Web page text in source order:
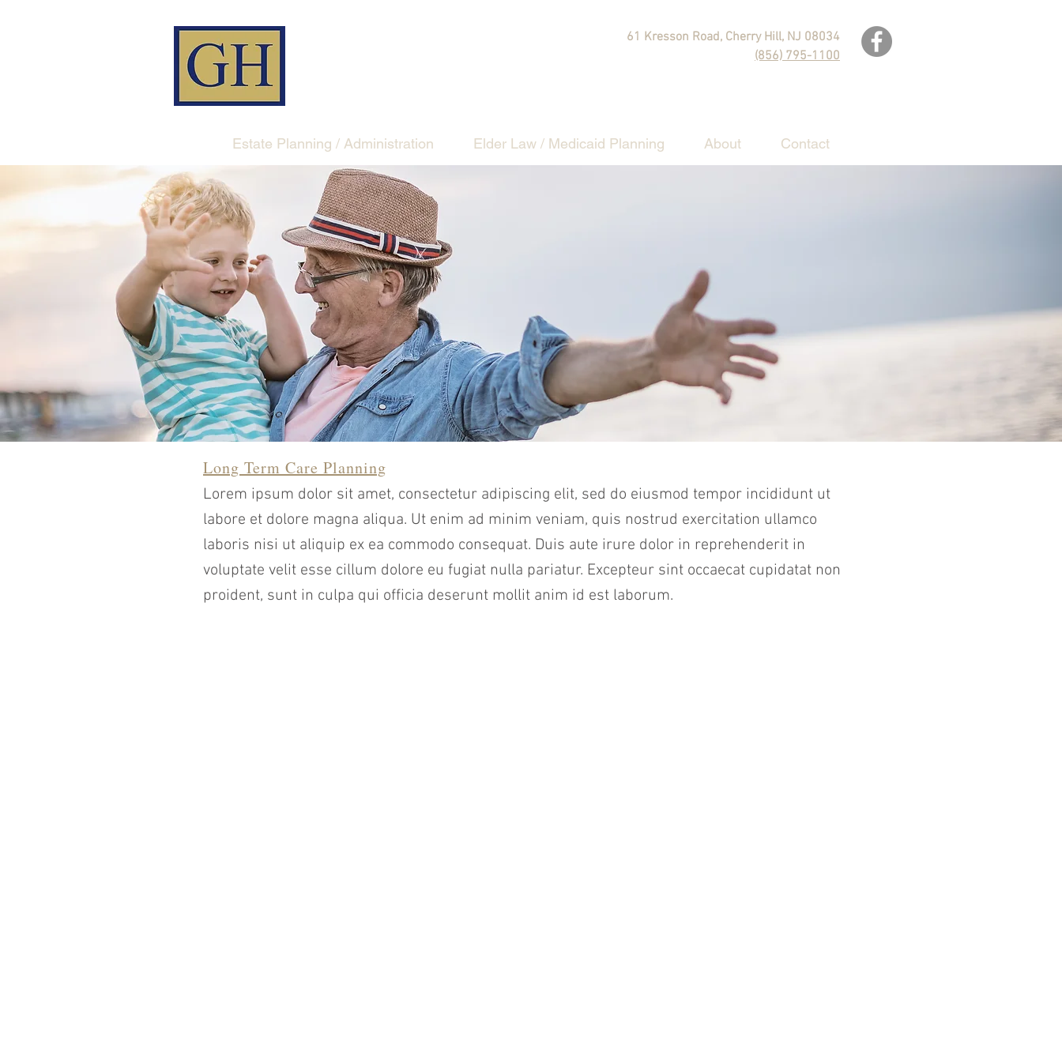
61 Kresson Road, Cherry Hill, NJ 08034
(856) 795-1100
Estate Planning / Administration Elder Law / Medicaid Planning About Contact
Long Term Care Planning
Lorem ipsum dolor sit amet, consectetur adipiscing elit, sed do eiusmod tempor incididunt ut
labore et dolore magna aliqua. Ut enim ad minim veniam, quis nostrud exercitation ullamco
laboris nisi ut aliquip ex ea commodo consequat. Duis aute irure dolor in reprehenderit in
voluptate velit esse cillum dolore eu fugiat nulla pariatur. Excepteur sint occaecat cupidatat non
proident, sunt in culpa qui officia deserunt mollit anim id est laborum.